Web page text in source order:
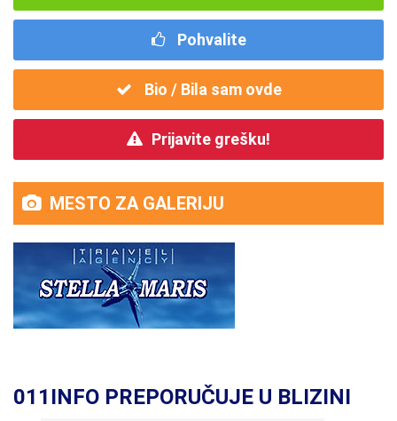
Pohvalite
Bio / Bila sam ovde
Prijavite grešku!
MESTO ZA GALERIJU
011INFO PREPORUČUJE U BLIZINI